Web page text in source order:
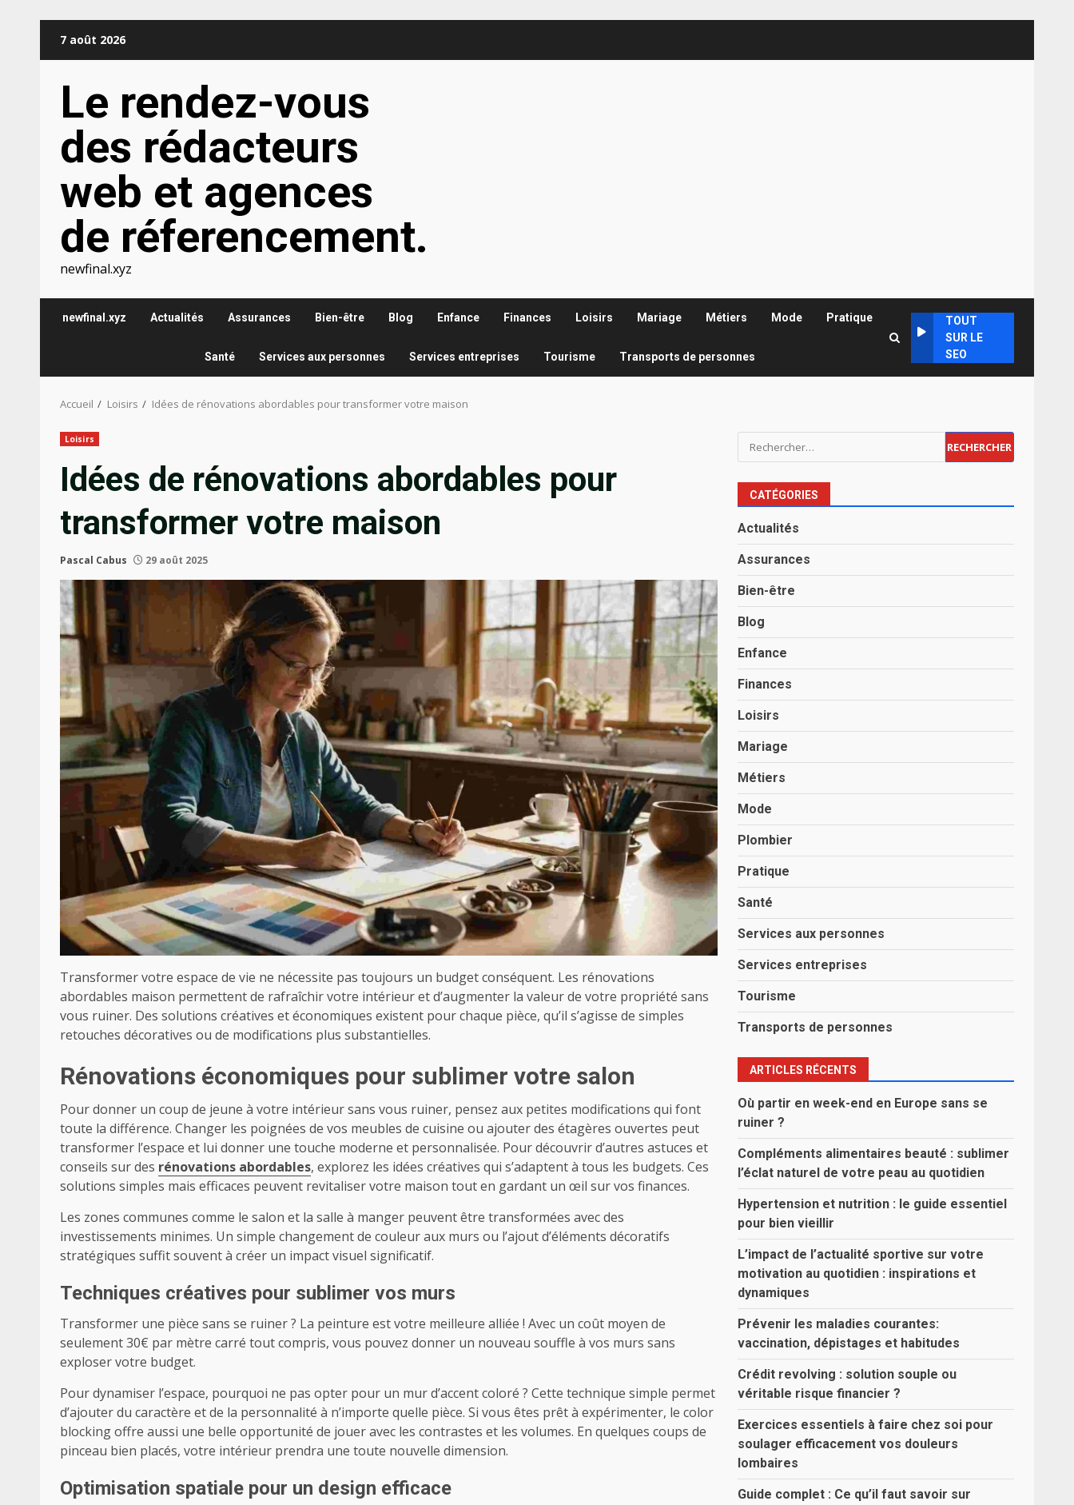
7 août 2026
Le rendez-vous
des rédacteurs
web et agences
de réferencement.
newfinal.xyz
newfinal.xyz Actualités Assurances Bien-être Blog Enfance Finances Loisirs Mariage Métiers Mode Pratique
Santé Services aux personnes Services entreprises Tourisme Transports de personnes
TOUT
SUR LE
SEO
Accueil Loisirs Idées de rénovations abordables pour transformer votre maison
Loisirs
Idées de rénovations abordables pour
transformer votre maison
Pascal Cabus 29 août 2025
Transformer votre espace de vie ne nécessite pas toujours un budget conséquent. Les rénovations
abordables maison permettent de rafraîchir votre intérieur et d’augmenter la valeur de votre propriété sans
vous ruiner. Des solutions créatives et économiques existent pour chaque pièce, qu’il s’agisse de simples
retouches décoratives ou de modifications plus substantielles.
Rénovations économiques pour sublimer votre salon
Pour donner un coup de jeune à votre intérieur sans vous ruiner, pensez aux petites modifications qui font
toute la différence. Changer les poignées de vos meubles de cuisine ou ajouter des étagères ouvertes peut
transformer l’espace et lui donner une touche moderne et personnalisée. Pour découvrir d’autres astuces et
conseils sur des rénovations abordables, explorez les idées créatives qui s’adaptent à tous les budgets. Ces
solutions simples mais efficaces peuvent revitaliser votre maison tout en gardant un œil sur vos finances.
Les zones communes comme le salon et la salle à manger peuvent être transformées avec des
investissements minimes. Un simple changement de couleur aux murs ou l’ajout d’éléments décoratifs
stratégiques suffit souvent à créer un impact visuel significatif.
Techniques créatives pour sublimer vos murs
Transformer une pièce sans se ruiner ? La peinture est votre meilleure alliée ! Avec un coût moyen de
seulement 30€ par mètre carré tout compris, vous pouvez donner un nouveau souffle à vos murs sans
exploser votre budget.
Pour dynamiser l’espace, pourquoi ne pas opter pour un mur d’accent coloré ? Cette technique simple permet
d’ajouter du caractère et de la personnalité à n’importe quelle pièce. Si vous êtes prêt à expérimenter, le color
blocking offre aussi une belle opportunité de jouer avec les contrastes et les volumes. En quelques coups de
pinceau bien placés, votre intérieur prendra une toute nouvelle dimension.
Optimisation spatiale pour un design efficace
Rechercher :
CATÉGORIES
Actualités
Assurances
Bien-être
Blog
Enfance
Finances
Loisirs
Mariage
Métiers
Mode
Plombier
Pratique
Santé
Services aux personnes
Services entreprises
Tourisme
Transports de personnes
ARTICLES RÉCENTS
Où partir en week-end en Europe sans se
ruiner ?
Compléments alimentaires beauté : sublimer
l’éclat naturel de votre peau au quotidien
Hypertension et nutrition : le guide essentiel
pour bien vieillir
L’impact de l’actualité sportive sur votre
motivation au quotidien : inspirations et
dynamiques
Prévenir les maladies courantes:
vaccination, dépistages et habitudes
Crédit revolving : solution souple ou
véritable risque financier ?
Exercices essentiels à faire chez soi pour
soulager efficacement vos douleurs
lombaires
Guide complet : Ce qu’il faut savoir sur